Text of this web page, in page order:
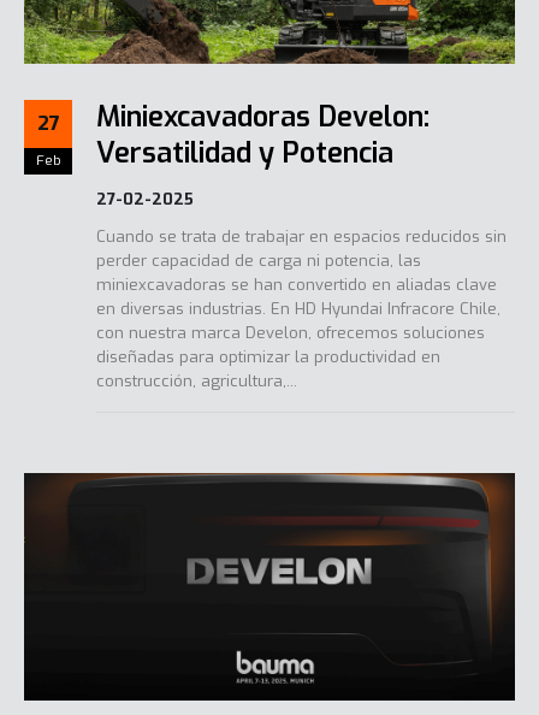
27
Feb
Miniexcavadoras Develon:
Versatilidad y Potencia
27-02-2025
Cuando se trata de trabajar en espacios reducidos sin
perder capacidad de carga ni potencia, las
miniexcavadoras se han convertido en aliadas clave
en diversas industrias. En HD Hyundai Infracore Chile,
con nuestra marca Develon, ofrecemos soluciones
diseñadas para optimizar la productividad en
construcción, agricultura,...